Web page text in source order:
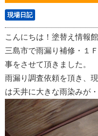
現場日記
こんにちは！塗替え情報
三島市で雨漏り補修・１
事をさせて頂きました。
雨漏り調査依頼を頂き、
は天井に大きな雨染みが・